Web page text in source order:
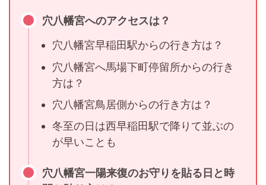
穴八幡宮へのアクセスは？
穴八幡宮早稲田駅からの行き方は？
穴八幡宮へ馬場下町停留所からの行き
方は？
穴八幡宮鳥居側からの行き方は？
冬至の日は西早稲田駅で降りて並ぶの
が早いことも
穴八幡宮一陽来復のお守りを貼る日と時